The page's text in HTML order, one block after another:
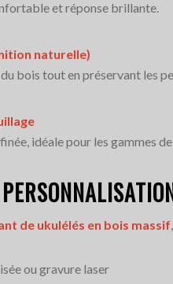
et réponse brillante.
naturelle)
bois tout en préservant les
idéale pour les gammes
de ukulélés en bois massif
ou gravure laser